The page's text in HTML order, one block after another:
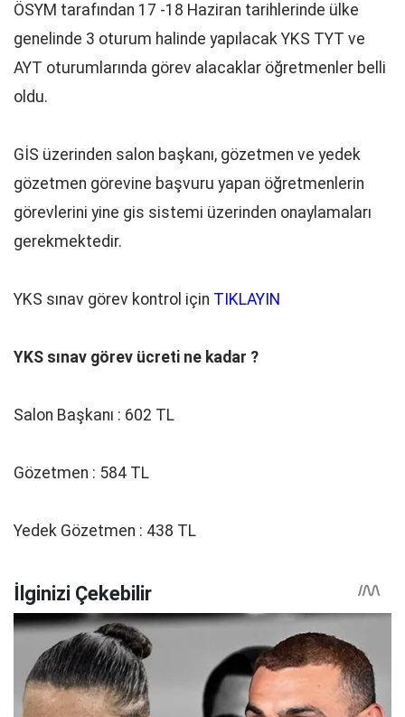
ÖSYM tarafından 17 -18 Haziran tarihlerinde ülke
genelinde 3 oturum halinde yapılacak YKS TYT ve
AYT oturumlarında görev alacaklar öğretmenler belli
oldu.
GİS üzerinden salon başkanı, gözetmen ve yedek
gözetmen görevine başvuru yapan öğretmenlerin
görevlerini yine gis sistemi üzerinden onaylamaları
gerekmektedir.
YKS sınav görev kontrol için TIKLAYIN
YKS sınav görev ücreti ne kadar ?
Salon Başkanı : 602 TL
Gözetmen : 584 TL
Yedek Gözetmen : 438 TL